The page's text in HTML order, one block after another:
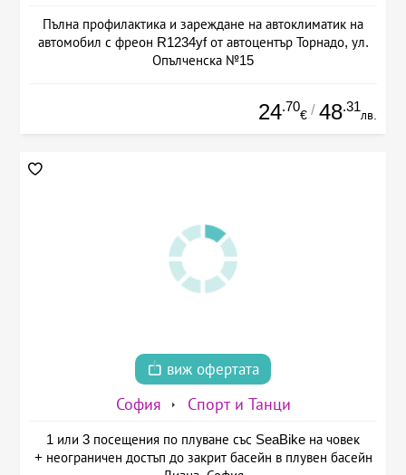
Пълна профилактика и зареждане на автоклиматик на
автомобил с фреон R1234yf от автоцентър Торнадо, ул.
Опълченска №15
24.70
€ / 48.31
лв.
виж офертата
София Спорт и Танци
1 или 3 посещения по плуване със SeaBike на човек
+ неограничен достъп до закрит басейн в плувен басейн